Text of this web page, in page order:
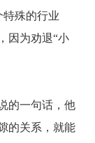
特殊的行业
因为劝退“小
的一句话，他
的关系，就能